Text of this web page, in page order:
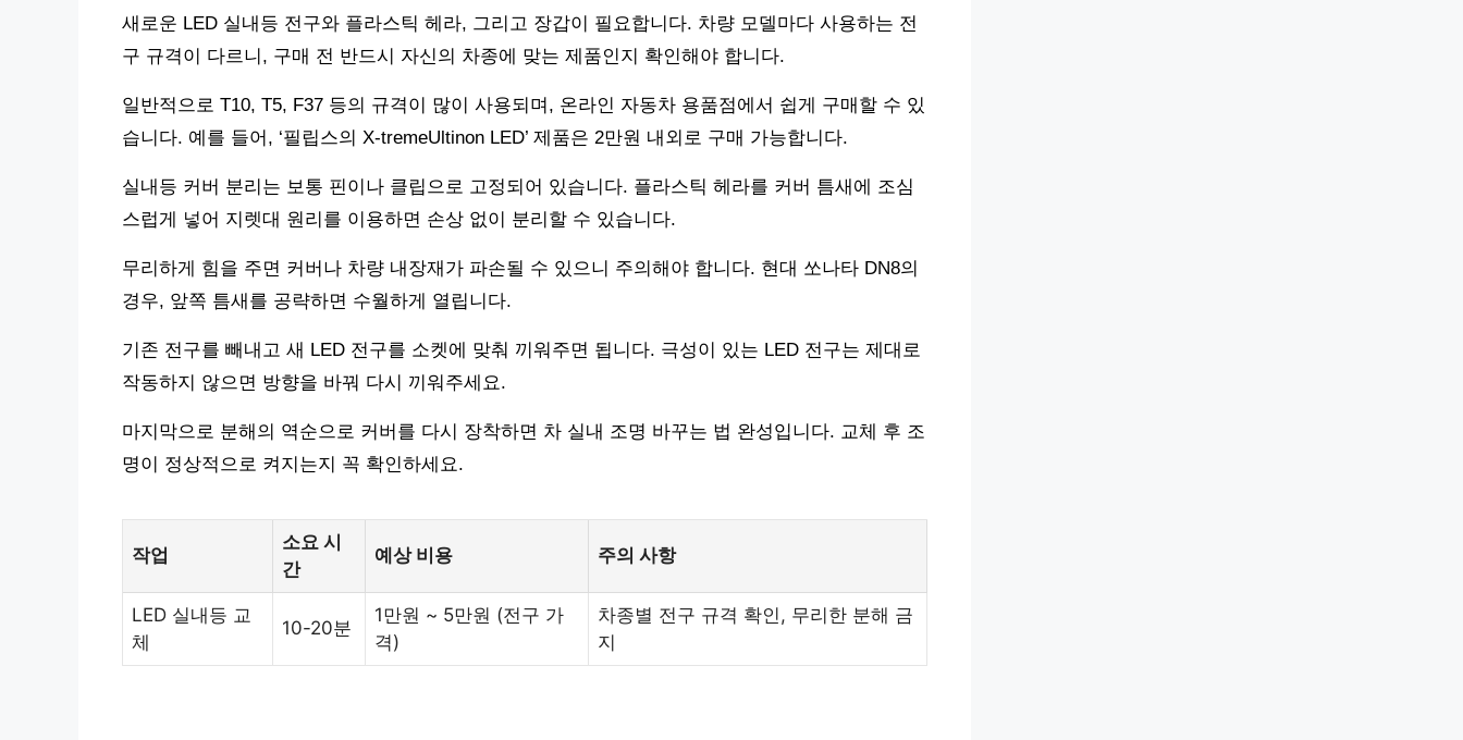
새로운 LED 실내등 전구와 플라스틱 헤라, 그리고 장갑이 필요합니다. 차량 모델마다 사용하는 전
구 규격이 다르니, 구매 전 반드시 자신의 차종에 맞는 제품인지 확인해야 합니다.
일반적으로 T10, T5, F37 등의 규격이 많이 사용되며, 온라인 자동차 용품점에서 쉽게 구매할 수 있
습니다. 예를 들어, ‘필립스의 X-tremeUltinon LED’ 제품은 2만원 내외로 구매 가능합니다.
실내등 커버 분리는 보통 핀이나 클립으로 고정되어 있습니다. 플라스틱 헤라를 커버 틈새에 조심
스럽게 넣어 지렛대 원리를 이용하면 손상 없이 분리할 수 있습니다.
무리하게 힘을 주면 커버나 차량 내장재가 파손될 수 있으니 주의해야 합니다. 현대 쏘나타 DN8의
경우, 앞쪽 틈새를 공략하면 수월하게 열립니다.
기존 전구를 빼내고 새 LED 전구를 소켓에 맞춰 끼워주면 됩니다. 극성이 있는 LED 전구는 제대로
작동하지 않으면 방향을 바꿔 다시 끼워주세요.
마지막으로 분해의 역순으로 커버를 다시 장착하면 차 실내 조명 바꾸는 법 완성입니다. 교체 후 조
명이 정상적으로 켜지는지 꼭 확인하세요.
작업
소요 시
간
예상 비용 주의 사항
LED 실내등 교
체
10-20분
1만원 ~ 5만원 (전구 가
격)
차종별 전구 규격 확인, 무리한 분해 금
지